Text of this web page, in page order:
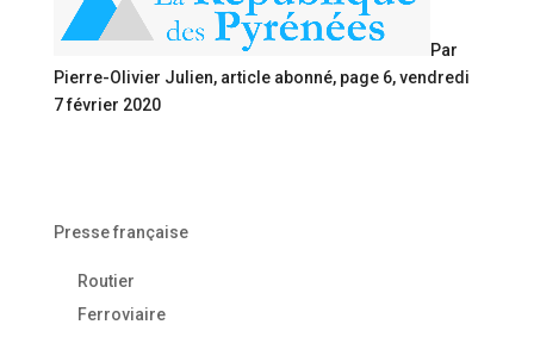
Par
Pierre-Olivier Julien, article abonné, page 6, vendredi
7 février 2020
Presse française
Routier
Ferroviaire